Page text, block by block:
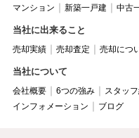
マンション 新築一戸建 中古
当社に出来ること
売却実績 売却査定 売却につ
当社について
会社概要 6つの強み スタッ
インフォメーション
ブログ